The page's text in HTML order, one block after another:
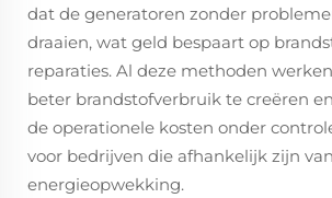
dat de generatoren zonder
draaien, wat geld bespaart op
reparaties. Al deze methoden
beter brandstofverbruik te creëren
de operationele kosten onder
voor bedrijven die afhankelijk zijn
energieopwekking.